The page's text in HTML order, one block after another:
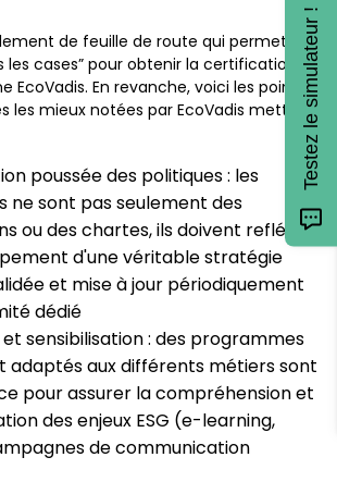
de feuille de route qui permettrait
les cases” pour obtenir la certification Or
EcoVadis. En revanche, voici les points
les mieux notées par EcoVadis mettent
poussée des politiques : les
ne sont pas seulement des
ou des chartes, ils doivent refléter
d'une véritable stratégie
et mise à jour périodiquement
dédié
sensibilisation : des programmes
adaptés aux différents métiers sont
pour assurer la compréhension et
des enjeux ESG (e-learning,
de communication
Testez le simulateur !